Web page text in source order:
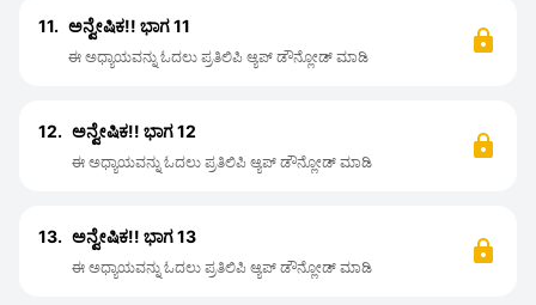
11. ಅನ್ವೇಷಿಕ!! ಭಾಗ 11
ಈ ಅಧ್ಯಾಯವನ್ನು ಓದಲು ಪ್ರತಿಲಿಪಿ ಆ್ಯಪ್ ಡೌನ್ಲೋಡ್ ಮಾಡಿ
12. ಅನ್ವೇಷಿಕ!! ಭಾಗ 12
ಈ ಅಧ್ಯಾಯವನ್ನು ಓದಲು ಪ್ರತಿಲಿಪಿ ಆ್ಯಪ್ ಡೌನ್ಲೋಡ್ ಮಾಡಿ
13. ಅನ್ವೇಷಿಕ!! ಭಾಗ 13
ಈ ಅಧ್ಯಾಯವನ್ನು ಓದಲು ಪ್ರತಿಲಿಪಿ ಆ್ಯಪ್ ಡೌನ್ಲೋಡ್ ಮಾಡಿ